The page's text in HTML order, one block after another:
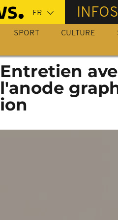
INFOS
SPORT CULTURE
Entretien
l'anode
ion